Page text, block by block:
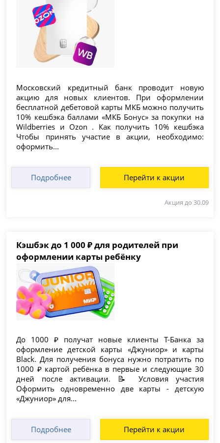
Московский кредитный банк проводит новую
акцию для новых клиентов. При оформлении
бесплатной дебетовой карты МКБ можно получить
10% кешбэка баллами «МКБ Бонус» за покупки на
Wildberries и Ozon . Как получить 10% кешбэка
Чтобы принять участие в акции, необходимо:
оформить...
Подробнее Перейти к акции
Акция до 30.09
Кэшбэк до 1 000 ₽ для родителей при
оформлении карты ребёнку
До 1000 ₽ получат новые клиенты Т-Банка за
оформление детской карты «Джуниор» и карты
Black. Для получения бонуса нужно потратить по
1000 ₽ картой ребёнка в первые и следующие 30
дней после активации. 📝 Условия участия
Оформить одновременно две карты - детскую
«Джуниор» для...
Подробнее Перейти к акции